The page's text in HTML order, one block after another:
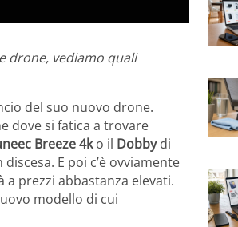
drone, vediamo quali
del suo nuovo drone.
dove si fatica a trovare
Breeze 4ko il Dobbydi
E poi c’è ovviamente
prezzi abbastanza elevati.
modello di cui